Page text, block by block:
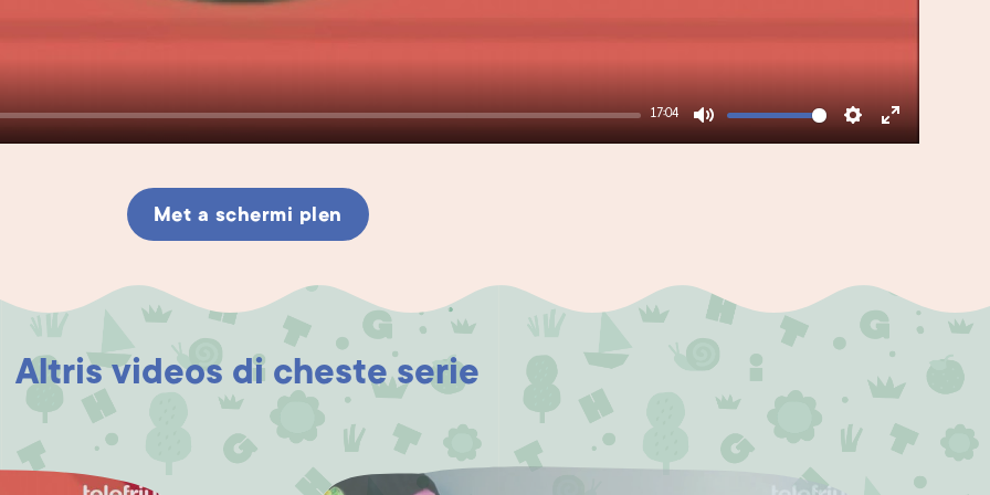
17:04
Mute Settings
Enter
Met a schermi plen
Altris videos di cheste serie